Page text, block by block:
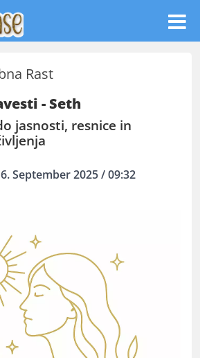
Rast
- Seth
jasnosti, resnice in
September 2025 / 09:32